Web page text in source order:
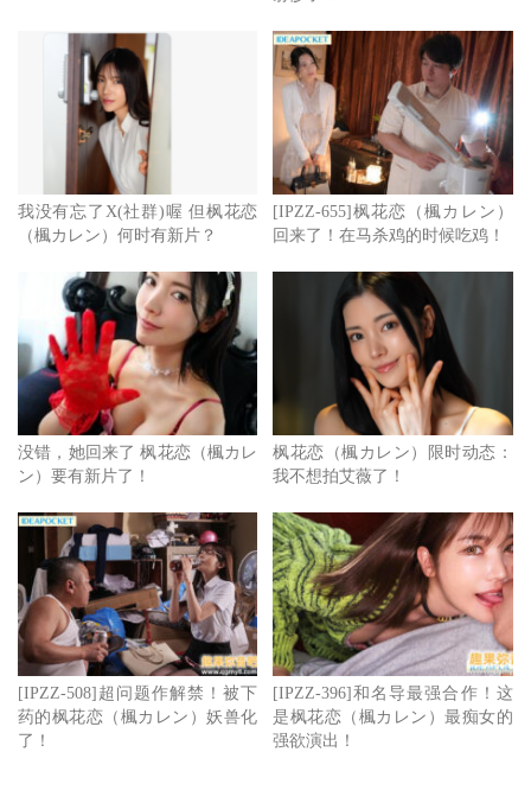
我没有忘了X(社群)喔 但枫花恋
（楓カレン）何时有新片？
[IPZZ-655]枫花恋（楓カレン）
回来了！在马杀鸡的时候吃鸡！
没错，她回来了 枫花恋（楓カレ
ン）要有新片了！
枫花恋（楓カレン）限时动态：
我不想拍艾薇了！
[IPZZ-508]超问题作解禁！被下
药的枫花恋（楓カレン）妖兽化
了！
[IPZZ-396]和名导最强合作！这
是枫花恋（楓カレン）最痴女的
强欲演出！